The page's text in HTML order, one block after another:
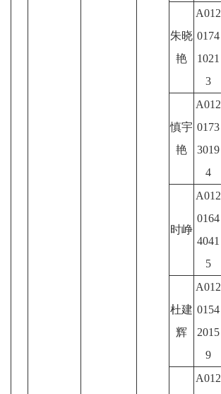
朱晓
艳
A012
0174
1021
3
慎宇
艳
A012
0173
3019
4
时峥
A012
0164
4041
5
杜建
辉
A012
0154
2015
9
A012